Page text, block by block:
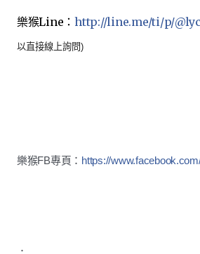
樂猴Line：http://line.me/ti/p/
以直接線上詢問)
樂猴FB專頁： https://
．